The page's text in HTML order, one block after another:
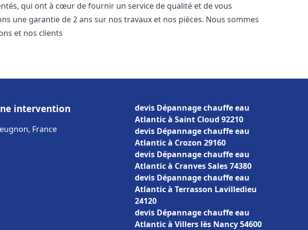
qui ont à cœur de fournir un service de qualité et de vous
une garantie de 2 ans sur nos travaux et nos pièces. Nous sommes
et nos clients
intervention
France
devis Dépannage chauffe eau
Atlantic à Saint Cloud 92210
devis Dépannage chauffe eau
Atlantic à Crozon 29160
devis Dépannage chauffe eau
Atlantic à Cranves Sales 74380
devis Dépannage chauffe eau
Atlantic à Terrasson Lavilledieu
24120
devis Dépannage chauffe eau
Atlantic à Villers lès Nancy 54600